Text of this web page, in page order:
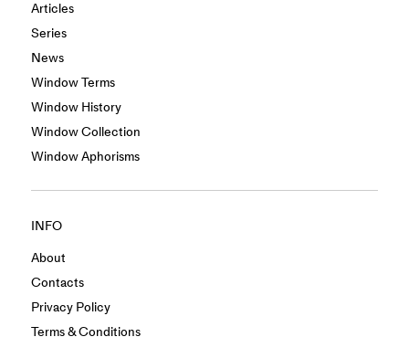
Articles
Series
News
Window Terms
Window History
Window Collection
Window Aphorisms
INFO
About
Contacts
Privacy Policy
Terms & Conditions